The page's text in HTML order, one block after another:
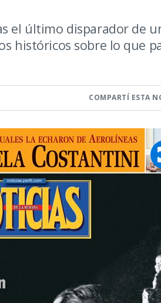
el último disparador de
históricos sobre lo que
COMPARTÍ ESTA